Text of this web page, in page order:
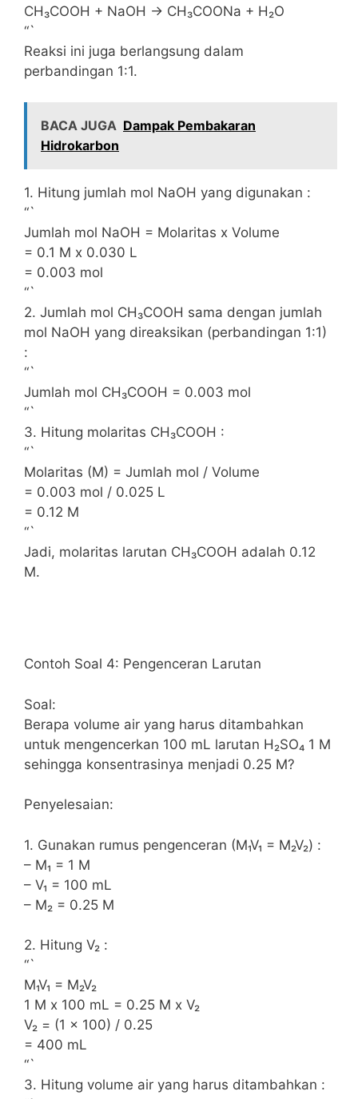
CH₃COOH + NaOH → CH₃COONa + H₂O
“`
Reaksi ini juga berlangsung dalam
perbandingan 1:1.
BACA JUGA Dampak Pembakaran
Hidrokarbon
1. Hitung jumlah mol NaOH yang digunakan :
“`
Jumlah mol NaOH = Molaritas x Volume
= 0.1 M x 0.030 L
= 0.003 mol
“`
2. Jumlah mol CH₃COOH sama dengan jumlah
mol NaOH yang direaksikan (perbandingan 1:1)
:
“`
Jumlah mol CH₃COOH = 0.003 mol
“`
3. Hitung molaritas CH₃COOH :
“`
Molaritas (M) = Jumlah mol / Volume
= 0.003 mol / 0.025 L
= 0.12 M
“`
Jadi, molaritas larutan CH₃COOH adalah 0.12
M.
Contoh Soal 4: Pengenceran Larutan
Soal:
Berapa volume air yang harus ditambahkan
untuk mengencerkan 100 mL larutan H₂SO₄ 1 M
sehingga konsentrasinya menjadi 0.25 M?
Penyelesaian:
1. Gunakan rumus pengenceran (M₁V₁ = M₂V₂) :
– M₁ = 1 M
– V₁ = 100 mL
– M₂ = 0.25 M
2. Hitung V₂ :
“`
M₁V₁ = M₂V₂
1 M x 100 mL = 0.25 M x V₂
V₂ = (1 x 100) / 0.25
= 400 mL
“`
3. Hitung volume air yang harus ditambahkan :